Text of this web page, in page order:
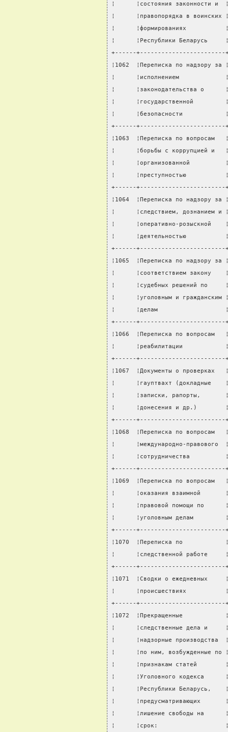
¦      ¦состояния
¦      ¦правопорядка в
¦      ¦формированиях
¦      ¦Республики
+------+------------------------
¦1062  ¦Переписка по
¦      ¦исполнением
¦
¦
¦      ¦безопасности
+------+------------------------
¦1063  ¦Переписка по
¦      ¦борьбы с
¦      ¦организованной
¦      ¦преступностью
+------+------------------------
¦1064  ¦Переписка по
¦      ¦следствием,
¦      ¦оперативно-
¦      ¦деятельностью
+------+------------------------
¦1065  ¦Переписка по
¦      ¦соответствием
¦      ¦судебных
¦      ¦уголовным и
¦      ¦делам
+------+------------------------
¦1066  ¦Переписка по
¦      ¦реабилитации
+------+------------------------
¦1067  ¦Документы о
¦      ¦гауптвахт
¦      ¦записки,
¦      ¦донесения и др.)
+------+------------------------
¦1068  ¦Переписка по
¦      ¦международно-
¦      ¦сотрудничества
+------+------------------------
¦1069  ¦Переписка по
¦      ¦оказания
¦      ¦правовой помощи
¦      ¦уголовным
+------+------------------------
¦1070  ¦Переписка по
¦      ¦следственной
+------+------------------------
¦1071  ¦Сводки о
¦      ¦происшествиях
+------+------------------------
¦1072  ¦Прекращенные
¦      ¦следственные
¦      ¦надзорные
¦      ¦по ним,
¦      ¦признакам
¦      ¦Уголовного
¦      ¦Республики
¦
¦      ¦лишение свободы
¦      ¦срок: